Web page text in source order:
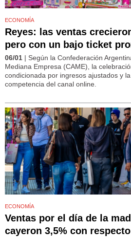
ECONOMÍA
Reyes: las ventas
pero con un bajo ticket
06/01 | Según la Confederación
Mediana Empresa (CAME), la
condicionada por ingresos ajustados y la
competencia del canal online.
ECONOMÍA
Ventas por el día de la
cayeron 3,5% con respecto